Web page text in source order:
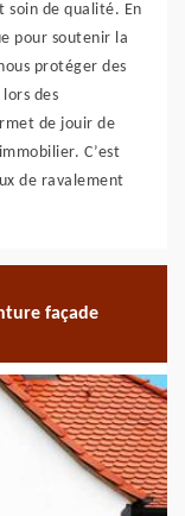
soin de qualité. En
pour soutenir la
protéger des
des
de jouir de
C’est
de ravalement
façade